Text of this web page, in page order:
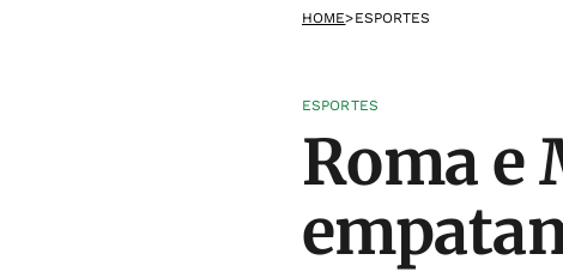
HOME>ESPORTES
ESPORTES
Roma e